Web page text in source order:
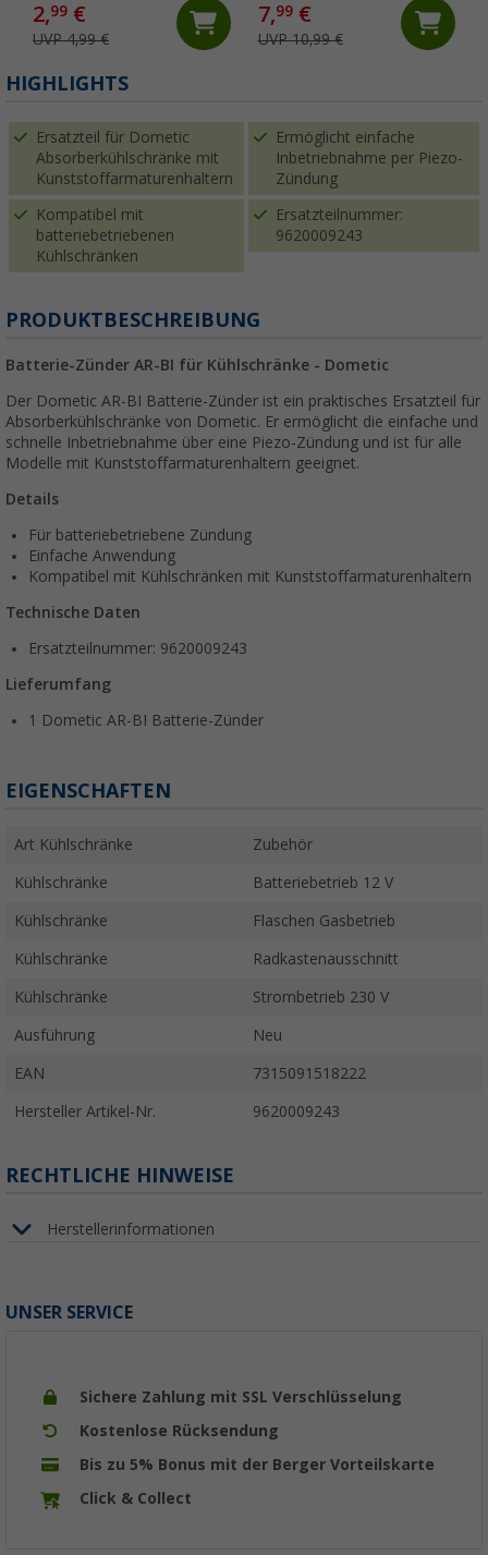
2,99 €
UVP 4,99 €
7,99€
UVP 10,99 €
HIGHLIGHTS
Ersatzteil für Dometic
Absorberkühlschränke mit
Kunststoffarmaturenhaltern
Ermöglicht einfache
Inbetriebnahme per Piezo-
Zündung
Kompatibel mit
batteriebetriebenen
Kühlschränken
Ersatzteilnummer:
9620009243
PRODUKTBESCHREIBUNG
Batterie-Zünder AR-BI für Kühlschränke - Dometic
Der Dometic AR-BI Batterie-Zünder ist ein praktisches Ersatzteil für
Absorberkühlschränke von Dometic. Er ermöglicht die einfache und
schnelle Inbetriebnahme über eine Piezo-Zündung und ist für alle
Modelle mit Kunststoffarmaturenhaltern geeignet.
Details
Für batteriebetriebene Zündung
Einfache Anwendung
Kompatibel mit Kühlschränken mit Kunststoffarmaturenhaltern
Technische Daten
Ersatzteilnummer: 9620009243
Lieferumfang
1 Dometic AR-BI Batterie-Zünder
EIGENSCHAFTEN
Art Kühlschränke Zubehör
Kühlschränke Batteriebetrieb 12 V
Kühlschränke Flaschen Gasbetrieb
Kühlschränke Radkastenausschnitt
Kühlschränke Strombetrieb 230 V
Ausführung Neu
EAN 7315091518222
Hersteller Artikel-Nr. 9620009243
RECHTLICHE HINWEISE
Herstellerinformationen
UNSER SERVICE
Sichere Zahlung mit SSL Verschlüsselung
Kostenlose Rücksendung
Bis zu 5% Bonus mit der Berger Vorteilskarte
Click & Collect